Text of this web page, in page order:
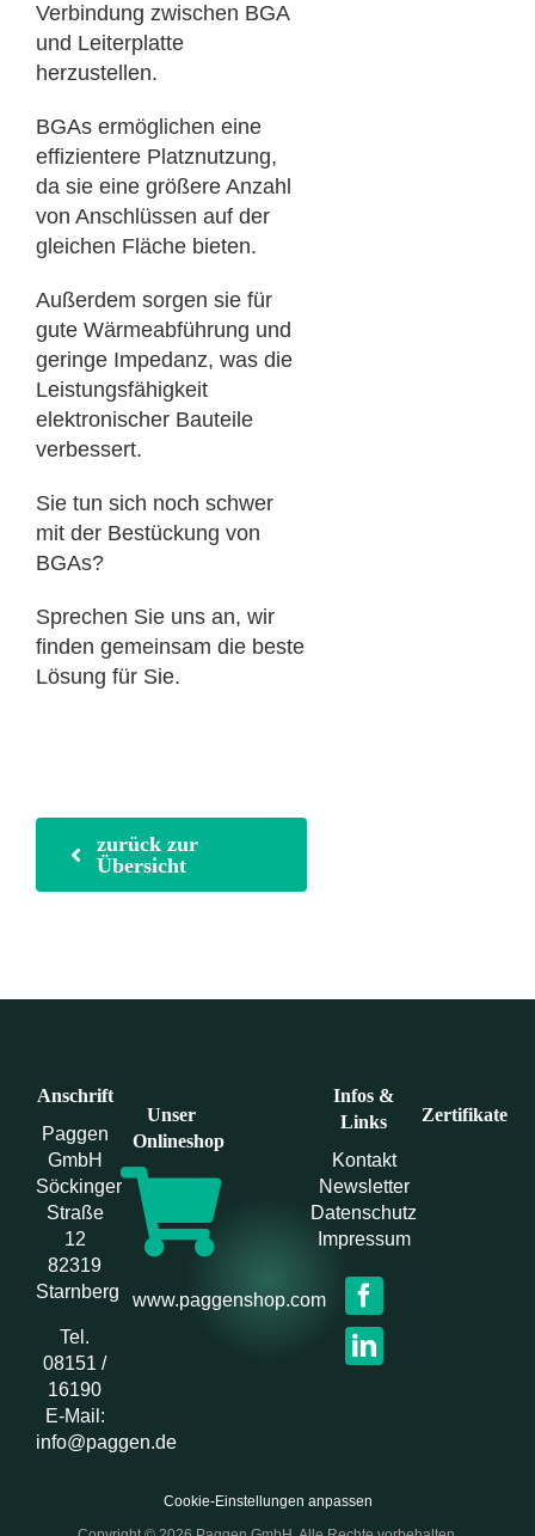
Verbindung zwischen BGA
und Leiterplatte
herzustellen.
BGAs ermöglichen eine
effizientere Platznutzung,
da sie eine größere Anzahl
von Anschlüssen auf der
gleichen Fläche bieten.
Außerdem sorgen sie für
gute Wärmeabführung und
geringe Impedanz, was die
Leistungsfähigkeit
elektronischer Bauteile
verbessert.
Sie tun sich noch schwer
mit der Bestückung von
BGAs?
Sprechen Sie uns an, wir
finden gemeinsam die beste
Lösung für Sie.
zurück zur
Übersicht
Anschrift
Paggen
GmbH
Söckinger
Straße
12
82319
Starnberg
Tel.
08151 /
16190
E-Mail:
info@paggen.de
Unser
Onlineshop
www.paggenshop.com
Infos &
Links
Kontakt
Newsletter
Datenschutz
Impressum
Zertifikate
Cookie-Einstellungen anpassen